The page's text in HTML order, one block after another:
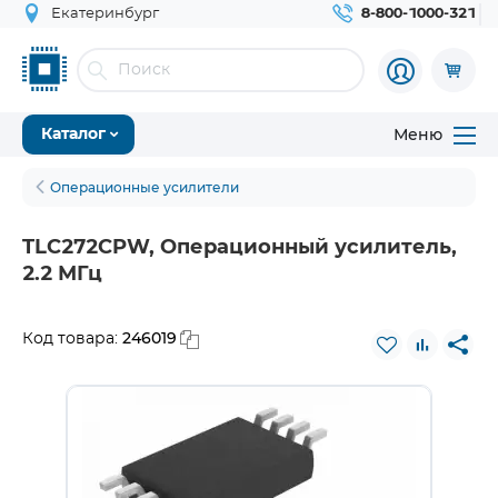
Екатеринбург 8-800-1000-321
Каталог Меню
Операционные усилители
TLC272CPW, Операционный усилитель,
2.2 МГц
Код товара: 246019